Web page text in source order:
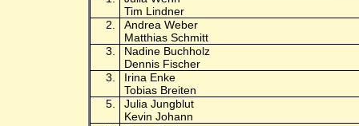
Tim Lindner
2.
Andrea Weber
Matthias Schmitt
3.
Nadine Buchholz
Dennis Fischer
3.
Irina Enke
Tobias Breiten
5.
Julia Jungblut
Kevin Johann